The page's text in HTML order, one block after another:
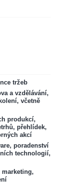
tržeb
a vzdělávání,
včetně
produkcí,
přehlídek,
akcí
poradenství
technologií,
marketing,